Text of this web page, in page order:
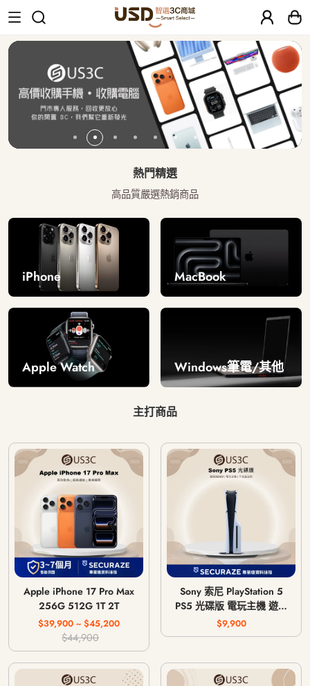
USD 智選二手3C商城｜【30天安心
熱門精選
高品質嚴選熱銷商品
iPhone MacBook
Apple Watch Windows筆電/其他
主打商品
Apple iPhone 17 Pro Max
256G 512G 1T 2T
$39,900 ~ $45,200
$44,900
Sony 索尼 PlayStation 5
PS5 光碟版 電玩主機 遊戲
主機 CFI-1018A / CFI-
1118A / CFI-1218A
$9,900